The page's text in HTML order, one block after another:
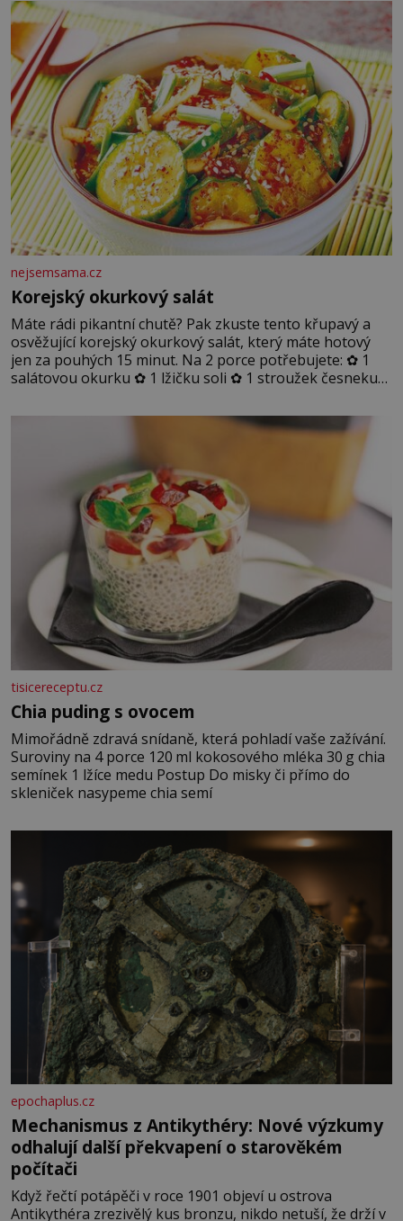
nejsemsama.cz
Korejský okurkový salát
Máte rádi pikantní chutě? Pak zkuste tento křupavý a
osvěžující korejský okurkový salát, který máte hotový
jen za pouhých 15 minut. Na 2 porce potřebujete: ✿ 1
salátovou okurku ✿ 1 lžičku soli ✿ 1 stroužek česneku
sezamového oleje ✿ 1 lžičku chilli ✿ 1 lžičku cukru ✿ 1
jarní cibulku ✿ 1 lžíci sezamových semínek
tisicereceptu.cz
Chia puding s ovocem
Mimořádně zdravá snídaně, která pohladí vaše zažívání.
Suroviny na 4 porce 120 ml kokosového mléka 30 g chia
semínek 1 lžíce medu Postup Do misky či přímo do
skleniček nasypeme chia semí
epochaplus.cz
Mechanismus z Antikythéry: Nové výzkumy
odhalují další překvapení o starověkém
počítači
Když řečtí potápěči v roce 1901 objeví u ostrova
Antikythéra zrezivělý kus bronzu, nikdo netuší, že drží v